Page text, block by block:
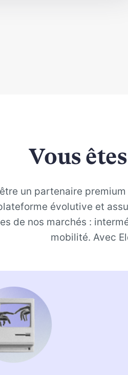
Vous
un partenaire
évolutive et
de nos marchés :
mobilité. Avec